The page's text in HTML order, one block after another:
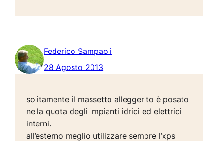
Federico Sampaoli
28 Agosto 2013
solitamente il massetto alleggerito è posato
nella quota degli impianti idrici ed elettrici
interni.
all’esterno meglio utilizzare sempre l’xps